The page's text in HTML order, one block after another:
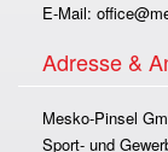
E-Mail:
Adresse &
Mesko-Pinsel
Sport- und